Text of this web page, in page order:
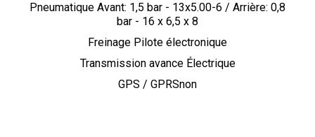
Pneumatique Avant: 1,5 bar - 13x5.00-6 / Arrière: 0,8
bar - 16 x 6,5 x 8
Freinage Pilote électronique
Transmission avance Électrique
GPS / GPRSnon